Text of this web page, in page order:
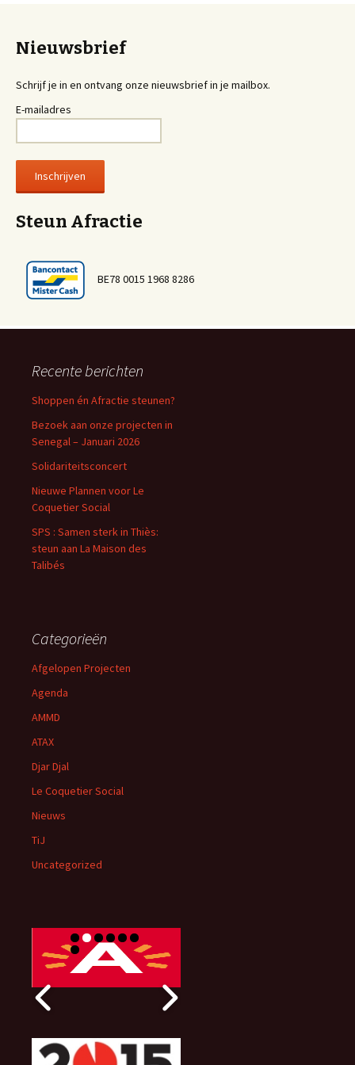
Nieuwsbrief
Schrijf je in en ontvang onze nieuwsbrief in je mailbox.
E-mailadres
Steun Afractie
BE78 0015 1968 8286
Recente berichten
Shoppen én Afractie steunen?
Bezoek aan onze projecten in
Senegal – Januari 2026
Solidariteitsconcert
Nieuwe Plannen voor Le
Coquetier Social
SPS : Samen sterk in Thiès:
steun aan La Maison des
Talibés
Categorieën
Afgelopen Projecten
Agenda
AMMD
ATAX
Djar Djal
Le Coquetier Social
Nieuws
TiJ
Uncategorized